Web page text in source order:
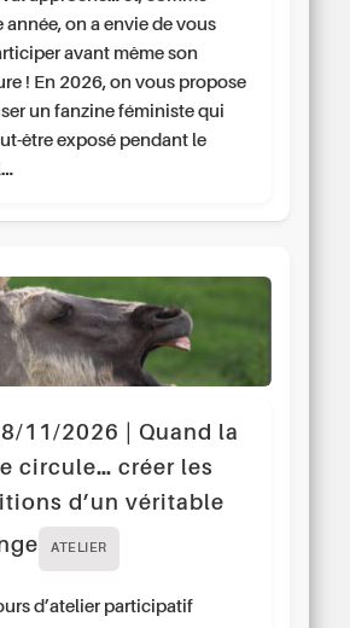
année, on a envie de vous
avant même son
! En 2026, on vous propose
un fanzine féministe qui
être exposé pendant le
11/2026 | Quand la
circule… créer les
d’un véritable
ATELIER
d’atelier participatif